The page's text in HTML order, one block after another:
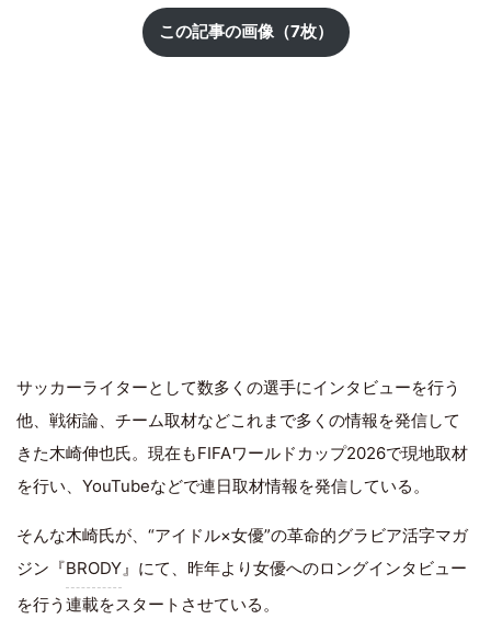
この記事の画像（7枚）
サッカーライターとして数多くの選手にインタビューを行う
他、戦術論、チーム取材などこれまで多くの情報を発信して
きた木崎伸也氏。現在もFIFAワールドカップ2026で現地取材
を行い、YouTubeなどで連日取材情報を発信している。
そんな木崎氏が、“アイドル×女優”の革命的グラビア活字マガ
ジン『BRODY』にて、昨年より女優へのロングインタビュー
を行う連載をスタートさせている。